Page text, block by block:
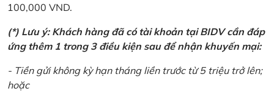
100,000 VND.
(*) Lưu ý: Khách hàng đã có tài khoản tại BIDV cần đáp
ứng thêm 1 trong 3 điều kiện sau để nhận khuyến mại:
- Tiền gửi không kỳ hạn tháng liền trước từ 5 triệu trở lên;
hoặc